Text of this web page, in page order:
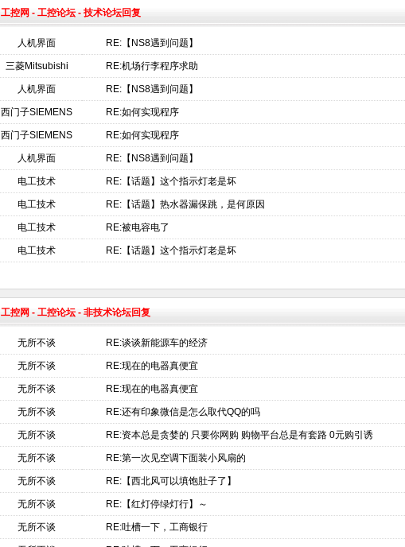
工控网 - 工控论坛- 技术论坛回复
人机界面 RE:【NS8遇到问题】
三菱Mitsubishi RE:机场行李程序求助
人机界面 RE:【NS8遇到问题】
西门子SIEMENS RE:如何实现程序
西门子SIEMENS RE:如何实现程序
人机界面 RE:【NS8遇到问题】
电工技术 RE:【话题】这个指示灯老是坏
电工技术 RE:【话题】热水器漏保跳，是何原因
电工技术 RE:被电容电了
电工技术 RE:【话题】这个指示灯老是坏
工控网 - 工控论坛- 非技术论坛回复
无所不谈 RE:谈谈新能源车的经济
无所不谈 RE:现在的电器真便宜
无所不谈 RE:现在的电器真便宜
无所不谈 RE:还有印象微信是怎么取代QQ的吗
无所不谈 RE:资本总是贪婪的 只要你网购 购物平台总是有套路 0元购引诱
无所不谈 RE:第一次见空调下面装小风扇的
无所不谈 RE:【西北风可以填饱肚子了】
无所不谈 RE:【红灯停绿灯行】～
无所不谈 RE:吐槽一下，工商银行